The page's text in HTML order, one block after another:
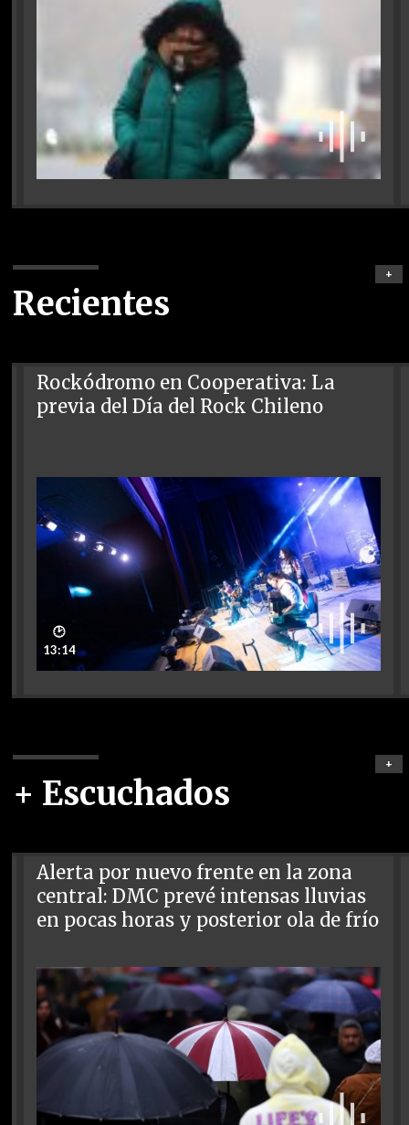
Recientes
+
Rockódromo en Cooperativa: La
previa del Día del Rock Chileno
🕑
13:14
+ Escuchados
+
Alerta por nuevo frente en la zona
central: DMC prevé intensas lluvias
en pocas horas y posterior ola de frío